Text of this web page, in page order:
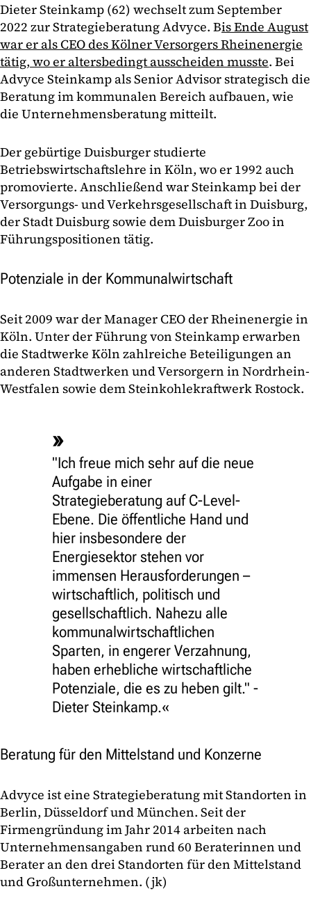
Dieter Steinkamp (62) wechselt zum September
2022 zur Strategieberatung Advyce. Bis Ende August
war er als CEO des Kölner Versorgers Rheinenergie
tätig, wo er altersbedingt ausscheiden musste. Bei
Advyce Steinkamp als Senior Advisor strategisch die
Beratung im kommunalen Bereich aufbauen, wie
die Unternehmensberatung mitteilt.
Der gebürtige Duisburger studierte
Betriebswirtschaftslehre in Köln, wo er 1992 auch
promovierte. Anschließend war Steinkamp bei der
Versorgungs- und Verkehrsgesellschaft in Duisburg,
der Stadt Duisburg sowie dem Duisburger Zoo in
Führungspositionen tätig.
Potenziale in der Kommunalwirtschaft
Seit 2009 war der Manager CEO der Rheinenergie in
Köln. Unter der Führung von Steinkamp erwarben
die Stadtwerke Köln zahlreiche Beteiligungen an
anderen Stadtwerken und Versorgern in Nordrhein-
Westfalen sowie dem Steinkohlekraftwerk Rostock.
"Ich freue mich sehr auf die neue
Aufgabe in einer
Strategieberatung auf C-Level-
Ebene. Die öffentliche Hand und
hier insbesondere der
Energiesektor stehen vor
immensen Herausforderungen –
wirtschaftlich, politisch und
gesellschaftlich. Nahezu alle
kommunalwirtschaftlichen
Sparten, in engerer Verzahnung,
haben erhebliche wirtschaftliche
Potenziale, die es zu heben gilt." -
Dieter Steinkamp.
Beratung für den Mittelstand und Konzerne
Advyce ist eine Strategieberatung mit Standorten in
Berlin, Düsseldorf und München. Seit der
Firmengründung im Jahr 2014 arbeiten nach
Unternehmensangaben rund 60 Beraterinnen und
Berater an den drei Standorten für den Mittelstand
und Großunternehmen. (jk)